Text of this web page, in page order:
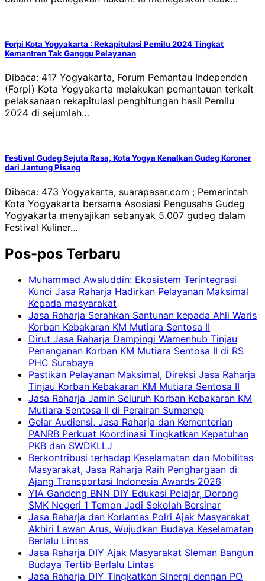
Forpi Kota Yogyakarta : Rekapitulasi Pemilu 2024 Tingkat
Kemantren Tak Ganggu Pelayanan
Dibaca: 417 Yogyakarta, Forum Pemantau Independen
(Forpi) Kota Yogyakarta melakukan pemantauan terkait
pelaksanaan rekapitulasi penghitungan hasil Pemilu
2024 di sejumlah…
Festival Gudeg Sejuta Rasa, Kota Yogya Kenalkan Gudeg Koroner
dari Jantung Pisang
Dibaca: 473 Yogyakarta, suarapasar.com ; Pemerintah
Kota Yogyakarta bersama Asosiasi Pengusaha Gudeg
Yogyakarta menyajikan sebanyak 5.007 gudeg dalam
Festival Kuliner…
Pos-pos Terbaru
Muhammad Awaluddin: Ekosistem Terintegrasi
Kunci Jasa Raharja Hadirkan Pelayanan Maksimal
Kepada masyarakat
Jasa Raharja Serahkan Santunan kepada Ahli Waris
Korban Kebakaran KM Mutiara Sentosa II
Dirut Jasa Raharja Dampingi Wamenhub Tinjau
Penanganan Korban KM Mutiara Sentosa II di RS
PHC Surabaya
Pastikan Pelayanan Maksimal, Direksi Jasa Raharja
Tinjau Korban Kebakaran KM Mutiara Sentosa II
Jasa Raharja Jamin Seluruh Korban Kebakaran KM
Mutiara Sentosa II di Perairan Sumenep
Gelar Audiensi, Jasa Raharja dan Kementerian
PANRB Perkuat Koordinasi Tingkatkan Kepatuhan
PKB dan SWDKLLJ
Berkontribusi terhadap Keselamatan dan Mobilitas
Masyarakat, Jasa Raharja Raih Penghargaan di
Ajang Transportasi Indonesia Awards 2026
YIA Gandeng BNN DIY Edukasi Pelajar, Dorong
SMK Negeri 1 Temon Jadi Sekolah Bersinar
Jasa Raharja dan Korlantas Polri Ajak Masyarakat
Akhiri Lawan Arus, Wujudkan Budaya Keselamatan
Berlalu Lintas
Jasa Raharja DIY Ajak Masyarakat Sleman Bangun
Budaya Tertib Berlalu Lintas
Jasa Raharja DIY Tingkatkan Sinergi dengan PO